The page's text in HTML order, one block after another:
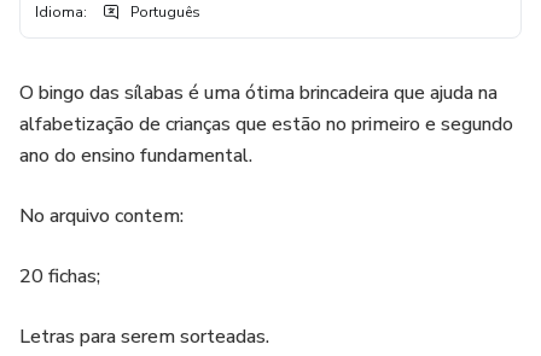
Idioma: Português
O bingo das sílabas é uma ótima brincadeira que ajuda na
alfabetização de crianças que estão no primeiro e segundo
ano do ensino fundamental.
No arquivo contem:
20 fichas;
Letras para serem sorteadas.